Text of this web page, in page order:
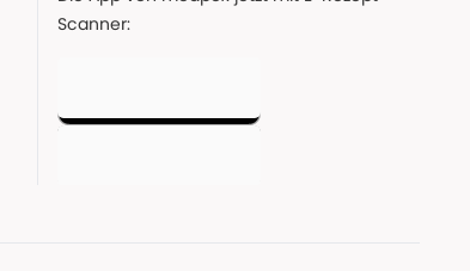
Scanner: